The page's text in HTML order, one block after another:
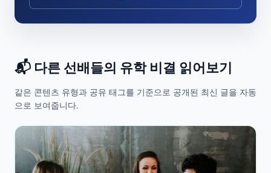
📬 다른 선배들의 유학 비결 읽어보기
같은 콘텐츠 유형과 공유 태그를 기준으로 공개된 최신 글을 자동
으로 보여줍니다.